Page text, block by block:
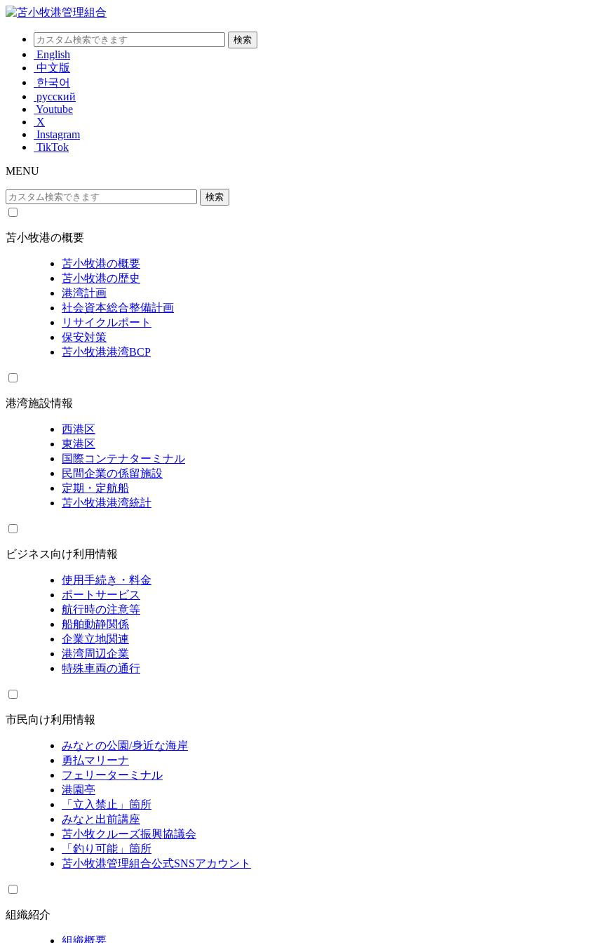
English
中文版
한국어
русский
Youtube
X
Instagram
TikTok
MENU
苫小牧港の概要
苫小牧港の概要
苫小牧港の歴史
港湾計画
社会資本総合整備計画
リサイクルポート
保安対策
苫小牧港港湾BCP
港湾施設情報
西港区
東港区
国際コンテナターミナル
民間企業の係留施設
定期・定航船
苫小牧港港湾統計
ビジネス向け利用情報
使用手続き・料金
ポートサービス
航行時の注意等
船舶動静関係
企業立地関連
港湾周辺企業
特殊車両の通行
市民向け利用情報
みなとの公園/身近な海岸
勇払マリーナ
フェリーターミナル
港園亭
「立入禁止」箇所
みなと出前講座
苫小牧クルーズ振興協議会
「釣り可能」箇所
苫小牧港管理組合公式SNSアカウント
組織紹介
組織概要